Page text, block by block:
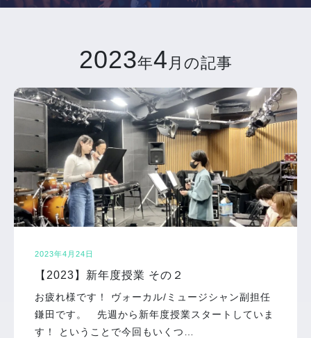
2023年4 月の記事
2023年4月24日
【2023】新年度授業 その２
お疲れ様です！ ヴォーカル/ミュージシャン副担任
鎌田です。 先週から新年度授業スタートしていま
す！ ということで今回もいくつ…